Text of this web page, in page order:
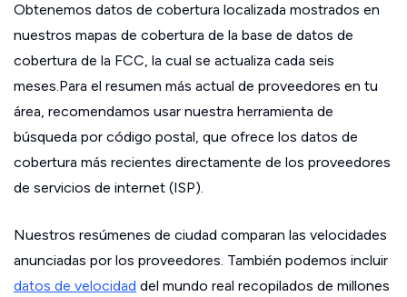
Obtenemos datos de cobertura localizada mostrados en
nuestros mapas de cobertura de la base de datos de
cobertura de la FCC, la cual se actualiza cada seis
meses.Para el resumen más actual de proveedores en tu
área, recomendamos usar nuestra herramienta de
búsqueda por código postal, que ofrece los datos de
cobertura más recientes directamente de los proveedores
de servicios de internet (ISP).
Nuestros resúmenes de ciudad comparan las velocidades
anunciadas por los proveedores. También podemos incluir
datos de velocidad del mundo real recopilados de millones